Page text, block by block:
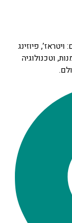
ויטראז’, פיוזינג
וטכנולוגיה